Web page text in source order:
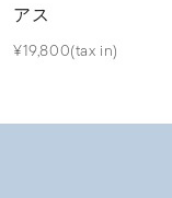
アス
¥19,800(tax in)